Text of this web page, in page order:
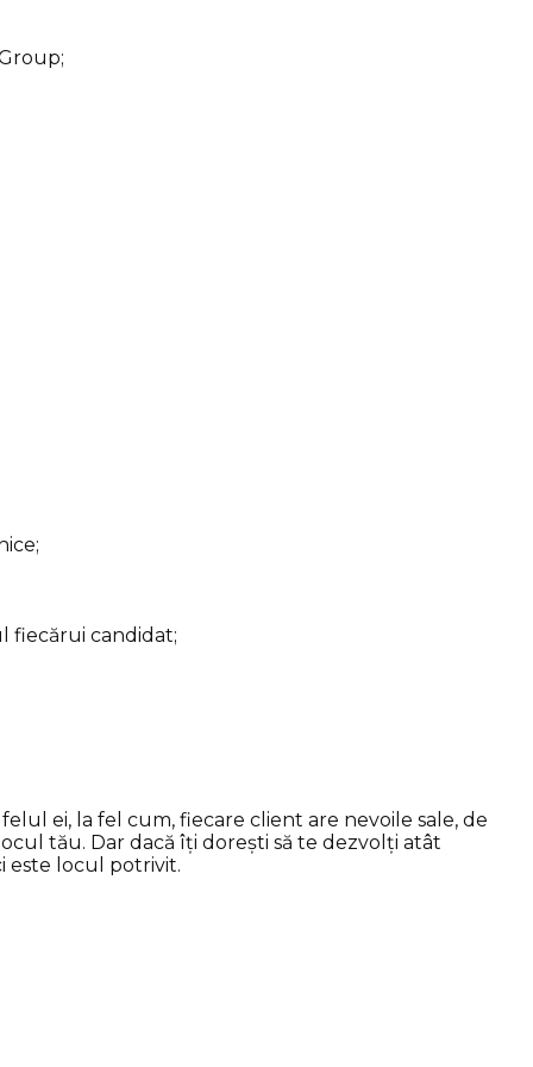
fiecărui candidat;
ei, la fel cum, fiecare client are nevoile sale, de
tău. Dar dacă îți dorești să te dezvolți atât
este locul potrivit.